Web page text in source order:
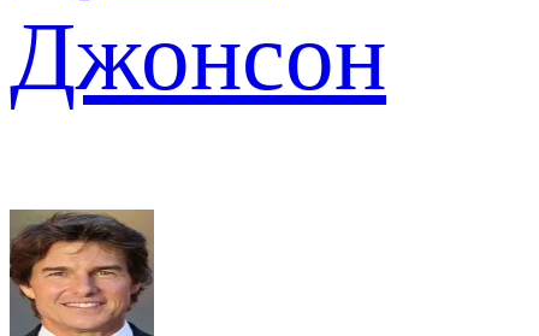
Джонсон